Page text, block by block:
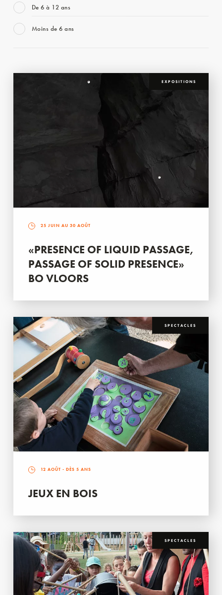
De 6 à 12 ans
Moins de 6 ans
EXPOSITIONS
25 JUIN AU 30 AOÛT
«PRESENCE OF LIQUID PASSAGE,
PASSAGE OF SOLID PRESENCE»
BO VLOORS
SPECTACLES
12 AOÛT - DÈS 5 ANS
JEUX EN BOIS
SPECTACLES